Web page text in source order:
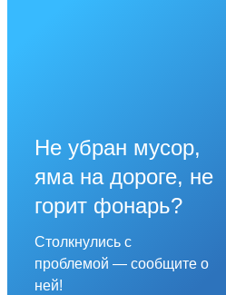
Не убран мусор,
яма на дороге, не
горит фонарь?
Столкнулись с
проблемой — сообщите о
ней!